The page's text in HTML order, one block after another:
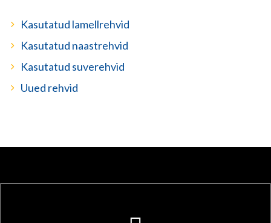
Kasutatud lamellrehvid
Kasutatud naastrehvid
Kasutatud suverehvid
Uued rehvid